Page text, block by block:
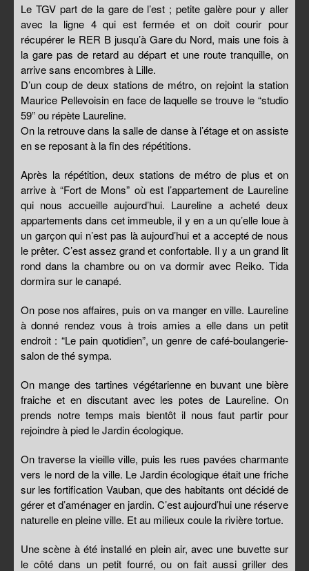
Le TGV part de la gare de l’est ; petite galère pour y aller
avec la ligne 4 qui est fermée et on doit courir pour
récupérer le RER B jusqu’à Gare du Nord, mais une fois à
la gare pas de retard au départ et une route tranquille, on
arrive sans encombres à Lille.
D’un coup de deux stations de métro, on rejoint la station
Maurice Pellevoisin en face de laquelle se trouve le “studio
59” ou répète Laureline.
On la retrouve dans la salle de danse à l’étage et on assiste
en se reposant à la fin des répétitions.
Après la répétition, deux stations de métro de plus et on
arrive à “Fort de Mons” où est l’appartement de Laureline
qui nous accueille aujourd’hui. Laureline a acheté deux
appartements dans cet immeuble, il y en a un qu’elle loue à
un garçon qui n’est pas là aujourd’hui et a accepté de nous
le prêter. C’est assez grand et confortable. Il y a un grand lit
rond dans la chambre ou on va dormir avec Reiko. Tida
dormira sur le canapé.
On pose nos affaires, puis on va manger en ville. Laureline
à donné rendez vous à trois amies a elle dans un petit
endroit : “Le pain quotidien”, un genre de café-boulangerie-
salon de thé sympa.
On mange des tartines végétarienne en buvant une bière
fraiche et en discutant avec les potes de Laureline. On
prends notre temps mais bientôt il nous faut partir pour
rejoindre à pied le Jardin écologique.
On traverse la vieille ville, puis les rues pavées charmante
vers le nord de la ville. Le Jardin écologique était une friche
sur les fortification Vauban, que des habitants ont décidé de
gérer et d’aménager en jardin. C’est aujourd’hui une réserve
naturelle en pleine ville. Et au milieux coule la rivière tortue.
Une scène à été installé en plein air, avec une buvette sur
le côté dans un petit fourré, ou on fait aussi griller des